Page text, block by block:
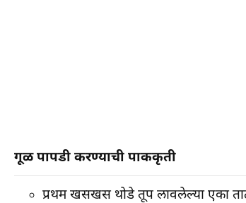
गूळ पापडी करण्याची पाककृती
प्रथम खसखस थोडे तूप लावलेल्या एका